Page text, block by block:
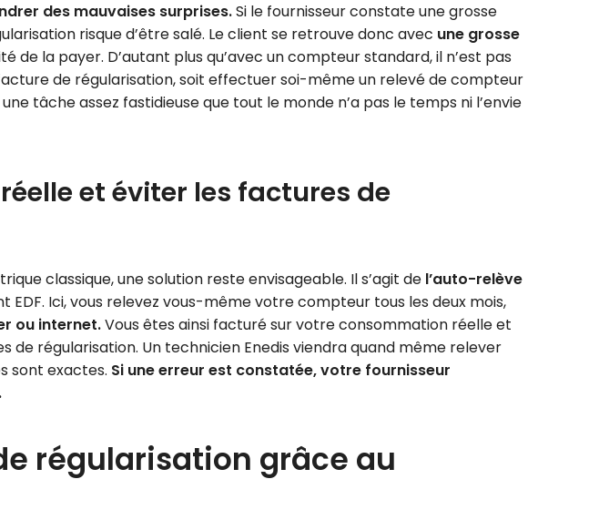
des mauvaises surprises.Si le fournisseur constate une grosse
risque d’être salé. Le client se retrouve donc avec une grosse
de la payer. D’autant plus qu’avec un compteur standard, il n’est pas
de régularisation, soit effectuer soi-même un relevé de compteur
tâche assez fastidieuse que tout le monde n’a pas le temps ni l’envie
et éviter les factures de
classique, une solution reste envisageable. Il s’agit de l’auto-relève
Ici, vous relevez vous-même votre compteur tous les deux mois,
ou internet.Vous êtes ainsi facturé sur votre consommation réelle et
régularisation. Un technicien Enedis viendra quand même relever
sont exactes. Si une erreur est constatée, votre fournisseur
régularisation grâce au